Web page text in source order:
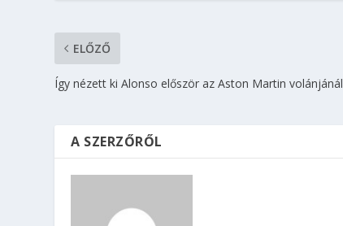
ELŐZŐ
Így nézett ki Alonso először az Aston Martin volánjánál
A SZERZŐRŐL